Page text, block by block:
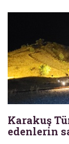
Karakuş
edenlerin